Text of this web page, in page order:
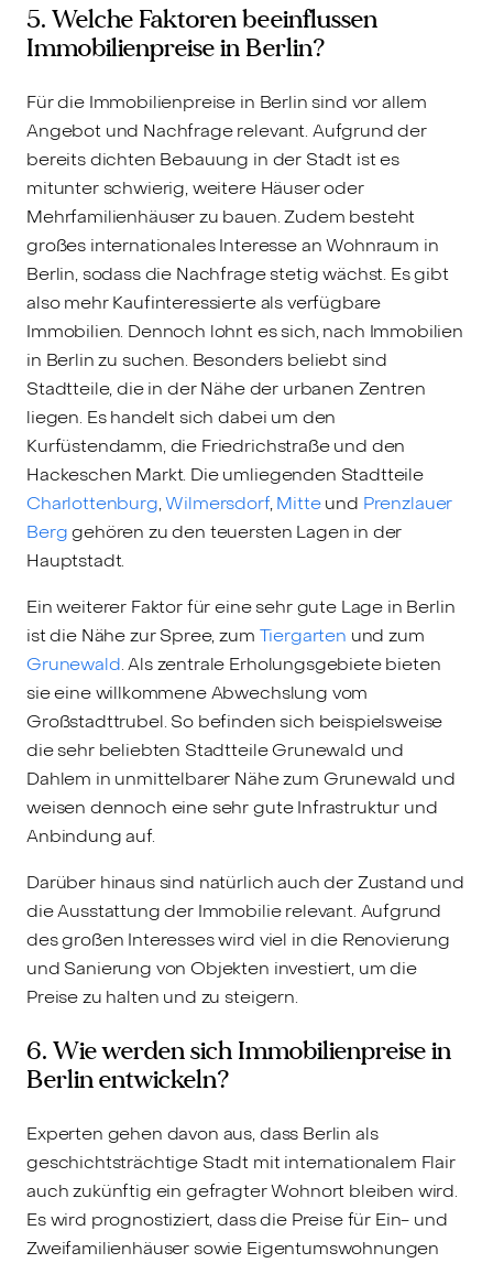
5. Welche Faktoren beeinflussen
Immobilienpreise in Berlin?
Für die Immobilienpreise in Berlin sind vor allem
Angebot und Nachfrage relevant. Aufgrund der
bereits dichten Bebauung in der Stadt ist es
mitunter schwierig, weitere Häuser oder
Mehrfamilienhäuser zu bauen. Zudem besteht
großes internationales Interesse an Wohnraum in
Berlin, sodass die Nachfrage stetig wächst. Es gibt
also mehr Kaufinteressierte als verfügbare
Immobilien. Dennoch lohnt es sich, nach Immobilien
in Berlin zu suchen. Besonders beliebt sind
Stadtteile, die in der Nähe der urbanen Zentren
liegen. Es handelt sich dabei um den
Kurfüstendamm, die Friedrichstraße und den
Hackeschen Markt. Die umliegenden Stadtteile
Charlottenburg,Wilmersdorf,Mitteund Prenzlauer
Berggehören zu den teuersten Lagen in der
Hauptstadt.
Ein weiterer Faktor für eine sehr gute Lage in Berlin
ist die Nähe zur Spree, zum Tiergarten und zum
Grunewald. Als zentrale Erholungsgebiete bieten
sie eine willkommene Abwechslung vom
Großstadttrubel. So befinden sich beispielsweise
die sehr beliebten Stadtteile Grunewald und
Dahlem in unmittelbarer Nähe zum Grunewald und
weisen dennoch eine sehr gute Infrastruktur und
Anbindung auf.
Darüber hinaus sind natürlich auch der Zustand und
die Ausstattung der Immobilie relevant. Aufgrund
des großen Interesses wird viel in die Renovierung
und Sanierung von Objekten investiert, um die
Preise zu halten und zu steigern.
6. Wie werden sich Immobilienpreise in
Berlin entwickeln?
Experten gehen davon aus, dass Berlin als
geschichtsträchtige Stadt mit internationalem Flair
auch zukünftig ein gefragter Wohnort bleiben wird.
Es wird prognostiziert, dass die Preise für Ein- und
Zweifamilienhäuser sowie Eigentumswohnungen